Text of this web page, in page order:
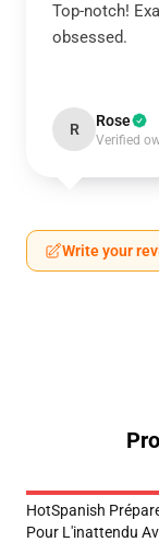
Top-notch!
obsessed.
R Rose
Verified
Write your
HotSpanish
Pour L'inattendu